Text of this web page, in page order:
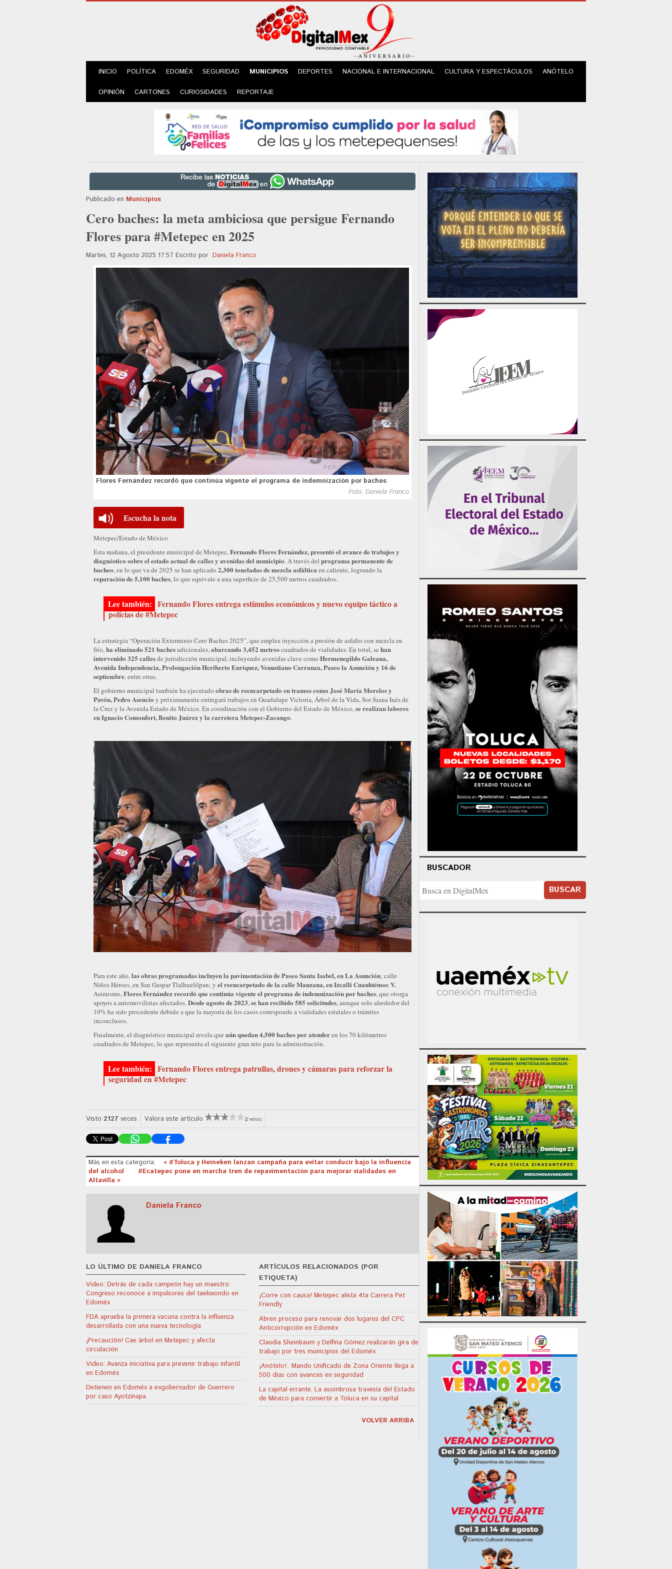
INICIO POLÍTICA EDOMÉX SEGURIDAD MUNICIPIOS DEPORTES NACIONAL E INTERNACIONAL CULTURA Y ESPECTÁCULOS ANÓTELO
OPINIÓN CARTONES CURIOSIDADES REPORTAJE
Publicado en Municipios
Cero baches: la meta ambiciosa que persigue Fernando
Flores para #Metepec en 2025
Martes, 12 Agosto 2025 17:57 Escrito por Daniela Franco
Flores Fernández recordó que continúa vigente el programa de indemnización por baches
Foto: Daniela Franco
Escucha la nota
Metepec/Estado de México
Esta mañana, el presidente municipal de Metepec,Fernando Flores Fernández, presentó el avance de trabajos y
diagnóstico sobre el estado actual de calles y avenidas del municipio. A través del programa permanente de
bacheo, en lo que va de 2025 se han aplicado 2,300 toneladas de mezcla asfáltica en caliente, logrando la
reparación de 5,100 baches, lo que equivale a una superficie de 25,500 metros cuadrados.
Fernando Flores entrega estímulos económicos y nuevo equipo táctico a
polícias de #Metepec
La estrategia “Operación Exterminio Cero Baches 2025”, que emplea inyección a presión de asfalto con mezcla en
frío,ha eliminado 521 bachesadicionales,abarcando 3,452 metroscuadrados de vialidades. En total, se han
intervenido 325 callesde jurisdicción municipal, incluyendo avenidas clave como Hermenegildo Galeana,
Avenida Independencia, Prolongación Heriberto Enríquez, Venustiano Carranza, Paseo la Asunción y 16 de
septiembre, entre otras.
El gobierno municipal también ha ejecutado obras de reencarpetado en tramos como José María Morelos y
Pavón, Pedro Asencio y próximamente entregará trabajos en Guadalupe Victoria, Árbol de la Vida, Sor Juana Inés de
la Cruz y la Avenida Estado de México. En coordinación con el Gobierno del Estado de México,se realizan labores
en Ignacio Comonfort, Benito Juárez y la carretera Metepec-Zacango.
Para este año, las obras programadas incluyen la pavimentación de Paseo Santa Isabel, en La Asunción; calle
Niños Héroes, en San Gaspar Tlalhuelilpan; y el reencarpetado de la calle Manzana, en Izcalli Cuauhtémoc V.
Asimismo, Flores Fernández recordó que continúa vigente el programa de indemnización por baches, que otorga
apoyos a automovilistas afectados. Desde agosto de 2023, se han recibido 585 solicitudes, aunque solo alrededor del
10% ha sido procedente debido a que la mayoría de los casos corresponde a vialidades estatales o trámites
inconclusos.
Finalmente, el diagnóstico municipal revela que aún quedan 4,500 baches por atenderen los 70 kilómetros
cuadrados de Metepec, lo que representa el siguiente gran reto para la administración.
Fernando Flores entrega patrullas, drones y cámaras para reforzar la
seguridad en #Metepec
Visto 2127 veces Valora este artículo (2 votos)
Más en esta categoría:
« #Toluca y Heineken lanzan campaña para evitar conducir bajo la influencia
del alcohol
#Ecatepec pone en marcha tren de repavimentación para mejorar vialidades en
Altavilla »
Daniela Franco
LO ÚLTIMO DE DANIELA FRANCO
Video: Detrás de cada campeón hay un maestro:
Congreso reconoce a impulsores del taekwondo en
Edoméx
FDA aprueba la primera vacuna contra la influenza
desarrollada con una nueva tecnología
¡Precaución! Cae árbol en Metepec y afecta
circulación
Video: Avanza iniciativa para prevenir trabajo infantil
en Edoméx
Detienen en Edoméx a exgobernador de Guerrero
por caso Ayotzinapa
ARTÍCULOS RELACIONADOS (POR
ETIQUETA)
¡Corre con causa! Metepec alista 4ta Carrera Pet
Friendly
Abren proceso para renovar dos lugares del CPC
Anticorrupción en Edoméx
Claudia Sheinbaum y Delfina Gómez realizarán gira de
trabajo por tres municipios del Edoméx
¡Anótelo!.. Mando Unificado de Zona Oriente llega a
500 días con avances en seguridad
La capital errante. La asombrosa travesía del Estado
de México para convertir a Toluca en su capital
VOLVER ARRIBA
BUSCADOR
BUSCAR